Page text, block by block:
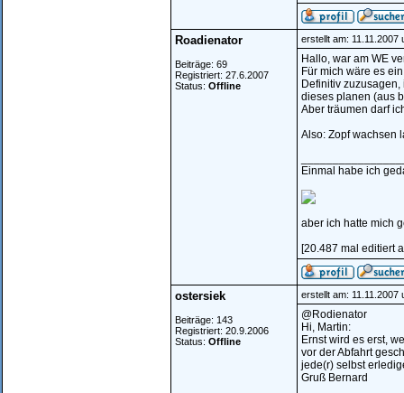
Roadienator
Beiträge: 69
Registriert: 27.6.2007
Status: Offline
erstellt am: 11.11.2007
Hallo, war am WE
Für mich wäre es
Definitiv
dieses planen (aus
Aber träumen darf
Also: Zopf wachsen
Einmal habe ich
aber ich hatte mich
[20.487 mal editiert
ostersiek
Beiträge: 143
Registriert: 20.9.2006
Status: Offline
erstellt am: 11.11.2007
@Rodienator
Hi, Martin:
Ernst wird es erst,
vor der Abfahrt
jede(r) selbst
Gruß Bernard